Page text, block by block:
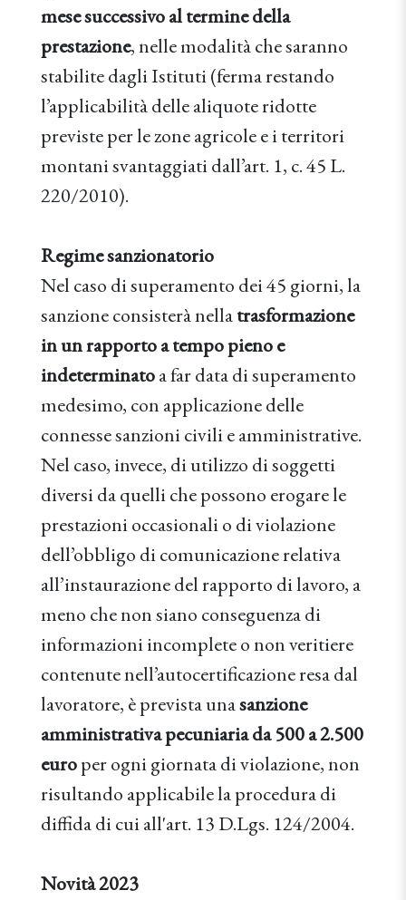
mese successivo al termine della
prestazione, nelle modalità che saranno
stabilite dagli Istituti (ferma restando
l’applicabilità delle aliquote ridotte
previste per le zone agricole e i territori
montani svantaggiati dall’art. 1, c. 45 L.
220/2010).
Regime sanzionatorio
Nel caso di superamento dei 45 giorni, la
sanzione consisterà nellatrasformazione
in un rapporto a tempo pieno e
indeterminatoa far data di superamento
medesimo, con applicazione delle
connesse sanzioni civili e amministrative.
Nel caso, invece, di utilizzo di soggetti
diversi da quelli che possono erogare le
prestazioni occasionali o di violazione
dell’obbligo di comunicazione relativa
all’instaurazione del rapporto di lavoro, a
meno che non siano conseguenza di
informazioni incomplete o non veritiere
contenute nell’autocertificazione resa dal
lavoratore, è prevista unasanzione
amministrativa pecuniaria da 500 a 2.500
europer ogni giornata di violazione, non
risultando applicabile la procedura di
diffida di cui all'art. 13 D.Lgs. 124/2004.
Novità 2023